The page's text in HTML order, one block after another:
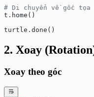
# Di chuyển về gốc
t.home()
turtle.done()
2. Xoay
Xoay theo góc